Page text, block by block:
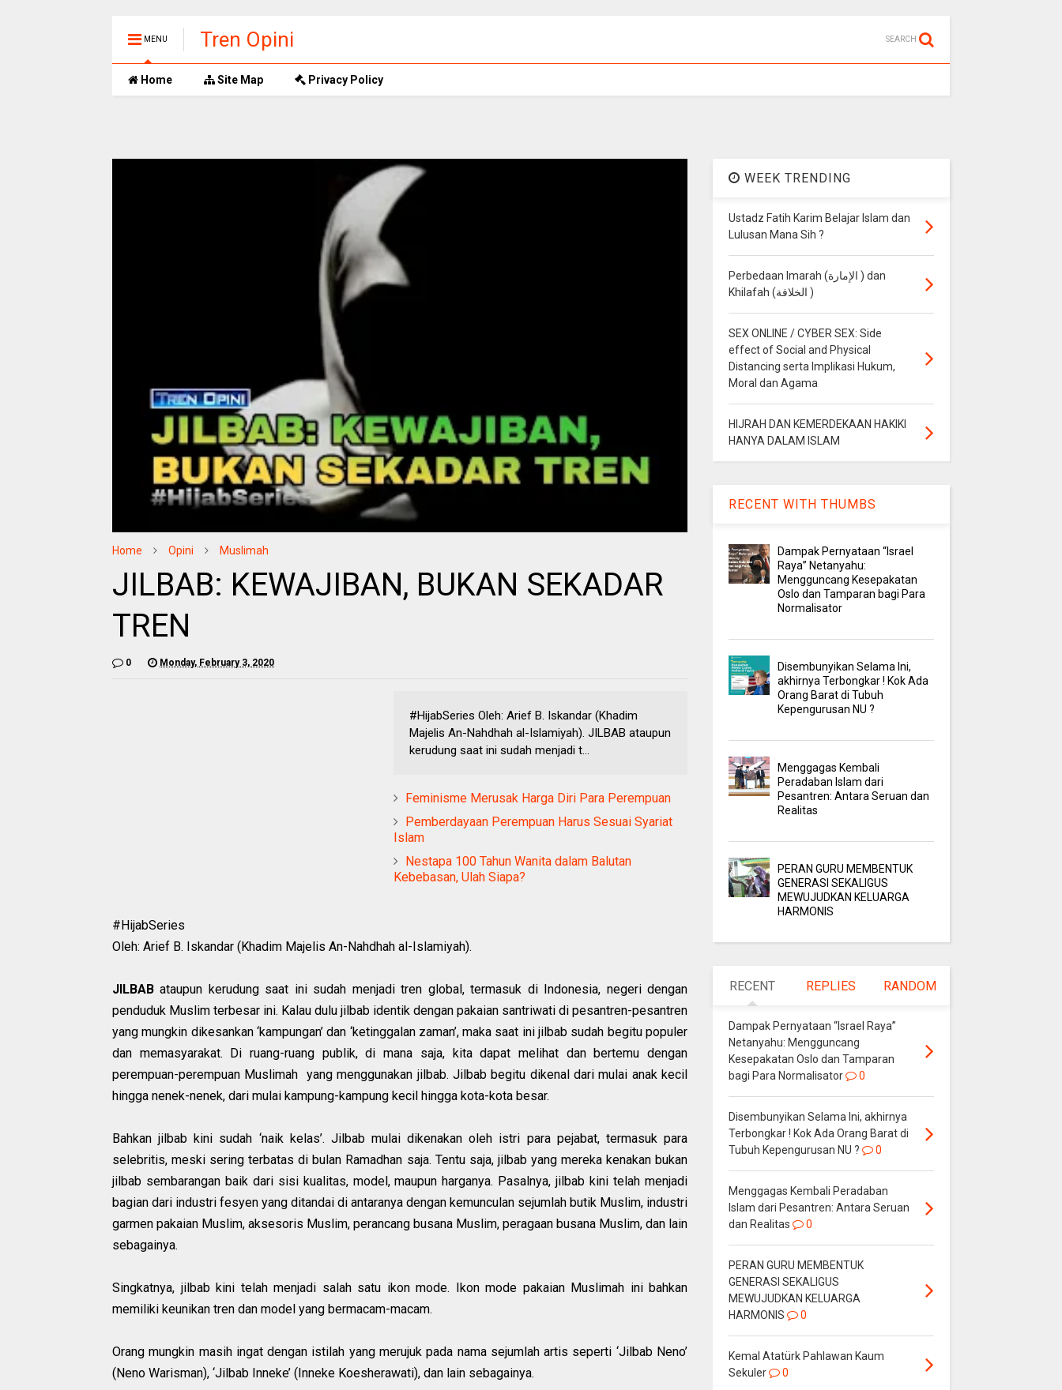
MENU Tren Opini SEARCH
Home Site Map Privacy Policy
Home Opini Muslimah
JILBAB: KEWAJIBAN, BUKAN SEKADAR
TREN
0 Monday, February 3, 2020
#HijabSeries Oleh: Arief B. Iskandar (Khadim
Majelis An-Nahdhah al-Islamiyah). JILBAB ataupun
kerudung saat ini sudah menjadi t...
Feminisme Merusak Harga Diri Para Perempuan
Pemberdayaan Perempuan Harus Sesuai Syariat
Islam
Nestapa 100 Tahun Wanita dalam Balutan
Kebebasan, Ulah Siapa?
#HijabSeries
Oleh: Arief B. Iskandar (Khadim Majelis An-Nahdhah al-Islamiyah).
JILBAB ataupun kerudung saat ini sudah menjadi tren global, termasuk di Indonesia, negeri dengan
penduduk Muslim terbesar ini. Kalau dulu jilbab identik dengan pakaian santriwati di pesantren-pesantren
yang mungkin dikesankan ‘kampungan’ dan ‘ketinggalan zaman’, maka saat ini jilbab sudah begitu populer
dan memasyarakat. Di ruang-ruang publik, di mana saja, kita dapat melihat dan bertemu dengan
perempuan-perempuan Muslimah yang menggunakan jilbab. Jilbab begitu dikenal dari mulai anak kecil
hingga nenek-nenek, dari mulai kampung-kampung kecil hingga kota-kota besar.
Bahkan jilbab kini sudah ‘naik kelas’. Jilbab mulai dikenakan oleh istri para pejabat, termasuk para
selebritis, meski sering terbatas di bulan Ramadhan saja. Tentu saja, jilbab yang mereka kenakan bukan
jilbab sembarangan baik dari sisi kualitas, model, maupun harganya. Pasalnya, jilbab kini telah menjadi
bagian dari industri fesyen yang ditandai di antaranya dengan kemunculan sejumlah butik Muslim, industri
garmen pakaian Muslim, aksesoris Muslim, perancang busana Muslim, peragaan busana Muslim, dan lain
sebagainya.
Singkatnya, jilbab kini telah menjadi salah satu ikon mode. Ikon mode pakaian Muslimah ini bahkan
memiliki keunikan tren dan model yang bermacam-macam.
Orang mungkin masih ingat dengan istilah yang merujuk pada nama sejumlah artis seperti ‘Jilbab Neno’
(Neno Warisman), ‘Jilbab Inneke’ (Inneke Koesherawati), dan lain sebagainya.
WEEK TRENDING
Ustadz Fatih Karim Belajar Islam dan
Lulusan Mana Sih ?
Perbedaan Imarah (الإمارة ) dan
Khilafah (الخلافة )
SEX ONLINE / CYBER SEX: Side
effect of Social and Physical
Distancing serta Implikasi Hukum,
Moral dan Agama
HIJRAH DAN KEMERDEKAAN HAKIKI
HANYA DALAM ISLAM
RECENT WITH THUMBS
Dampak Pernyataan “Israel
Raya” Netanyahu:
Mengguncang Kesepakatan
Oslo dan Tamparan bagi Para
Normalisator
Disembunyikan Selama Ini,
akhirnya Terbongkar ! Kok Ada
Orang Barat di Tubuh
Kepengurusan NU ?
Menggagas Kembali
Peradaban Islam dari
Pesantren: Antara Seruan dan
Realitas
PERAN GURU MEMBENTUK
GENERASI SEKALIGUS
MEWUJUDKAN KELUARGA
HARMONIS
RECENT REPLIES RANDOM
Dampak Pernyataan “Israel Raya”
Netanyahu: Mengguncang
Kesepakatan Oslo dan Tamparan
bagi Para Normalisator
0
Disembunyikan Selama Ini, akhirnya
Terbongkar ! Kok Ada Orang Barat di
Tubuh Kepengurusan NU ?
0
Menggagas Kembali Peradaban
Islam dari Pesantren: Antara Seruan
dan Realitas
0
PERAN GURU MEMBENTUK
GENERASI SEKALIGUS
MEWUJUDKAN KELUARGA
HARMONIS
0
Kemal Atatürk Pahlawan Kaum
Sekuler
0